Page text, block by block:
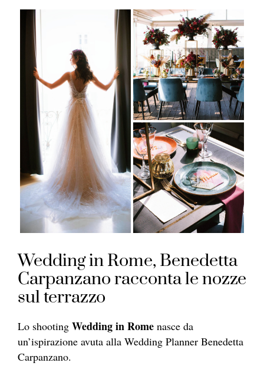
Wedding in Rome, Benedetta
Carpanzano racconta le nozze
sul terrazzo
Lo shooting Wedding in Rome nasce da
un’ispirazione avuta alla Wedding Planner Benedetta
Carpanzano.